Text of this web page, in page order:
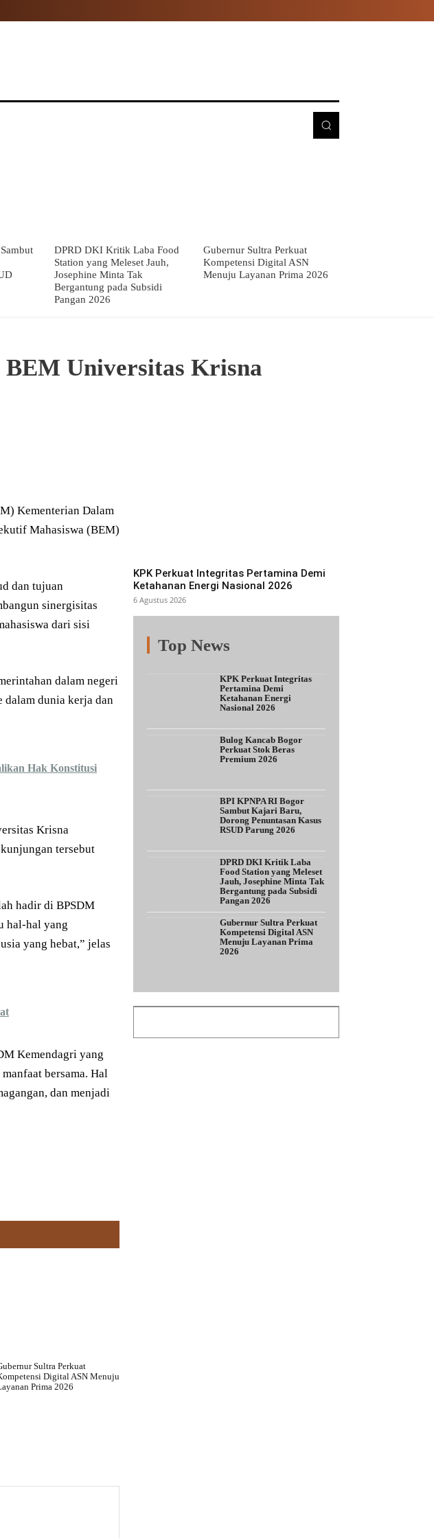
DPRD DKI Kritik Laba Food
Station yang Meleset Jauh,
Josephine Minta Tak
Bergantung pada Subsidi
Pangan 2026
Gubernur Sultra Perkuat
Kompetensi Digital ASN
Menuju Layanan Prima 2026
BEM Universitas Krisna
Kementerian Dalam
Mahasiswa (BEM)
dan tujuan
sinergisitas
dari sisi
dalam negeri
dalam dunia kerja dan
Hak Konstitusi
Krisna
tersebut
hadir di BPSDM
hal-hal yang
yang hebat,” jelas
Kemendagri yang
bersama. Hal
dan menjadi
Sultra Perkuat
Digital ASN Menuju
Prima 2026
KPK Perkuat Integritas Pertamina Demi
Ketahanan Energi Nasional 2026
6 Agustus 2026
Top News
Fitur Populer
KPK Perkuat Integritas
Pertamina Demi
Ketahanan Energi
Nasional 2026
Bulog Kancab Bogor
Perkuat Stok Beras
Premium 2026
BPI KPNPA RI Bogor
Sambut Kajari Baru,
Dorong Penuntasan Kasus
RSUD Parung 2026
DPRD DKI Kritik Laba
Food Station yang Meleset
Jauh, Josephine Minta Tak
Bergantung pada Subsidi
Pangan 2026
Gubernur Sultra Perkuat
Kompetensi Digital ASN
Menuju Layanan Prima
2026